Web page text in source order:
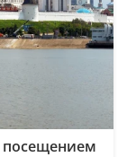
посещением